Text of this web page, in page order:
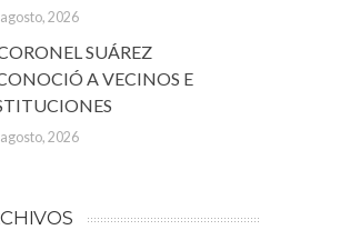
2026
SUÁREZ
A VECINOS E
2026